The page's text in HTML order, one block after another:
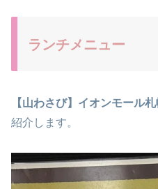
ランチメニュー
【山わさび】イオンモール
紹介します。